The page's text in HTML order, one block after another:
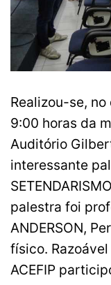
Realizou-se,
9:00 horas da
Auditório
interessante
palestra foi
ANDERSON,
físico.
ACEFIP